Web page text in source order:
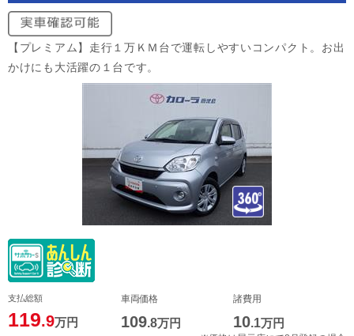
【プレミアム】走行１万ＫＭ台で運転しやすいコンパクト。お出
かけにも大活躍の１台です。
支払総額
119.9万円
車両価格
109.8万円
諸費用
10.1万円